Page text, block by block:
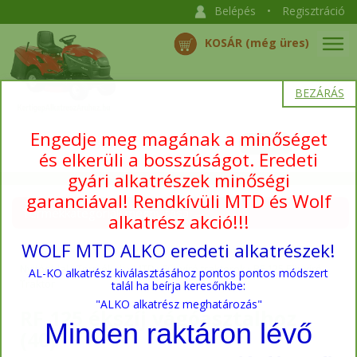
Belépés • Regisztráció
KOSÁR (még üres)
Termékkategóriák megnyitása →
Nyitóoldal›Termékek›MTD›Fűnyíró traktorok›RF 125 Fűnyíró
RF 125 ékszíj vágóasztalhoz
(40)
BEZÁRÁS
Engedje meg magának a minőséget
és elkerüli a bosszúságot. Eredeti
gyári alkatrészek minőségi
garanciával! Rendkívüli MTD és Wolf
alkatrész akció!!!
WOLF MTD ALKO eredeti alkatrészek!
AL-KO alkatrész kiválasztásához pontos pontos módszert
talál ha beírja keresőnkbe:
"ALKO alkatrész meghatározás"
Minden raktáron lévő